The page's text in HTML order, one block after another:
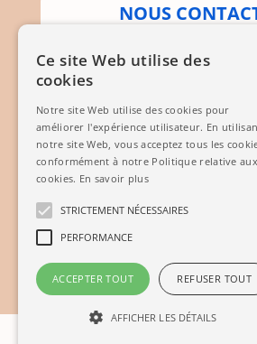
NOUS
Par Courrier
Mairie, 12 Rte de
83136 Méounes-lès-
Mail
Politique
Ce site Web utilise des
cookies
Notre site Web utilise des cookies pour
améliorer l'expérience utilisateur. En
notre site Web, vous acceptez tous les
conformément à notre Politique relative aux
cookies. En savoir plus
STRICTEMENT NÉCESSAIRES
PERFORMANCE
ACCEPTER TOUT REFUSER TOUT
AFFICHER LES DÉTAILS